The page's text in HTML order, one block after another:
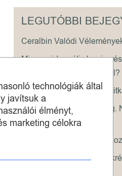
LEGUTÓBBI
Ceralbin Valódi
Mi az epidermális barrier,
egészsége szempontjából?
A száraz bőr ápolásának
A hidratáló krém nem elég.
vízpótlására gondolj!
Természetes illóolajok a
Miért jobbak a zsírosabb
technológiák által
javítsuk a
élményt,
marketing célokra